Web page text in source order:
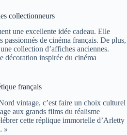
collectionneurs
une excellente idée cadeau. Elle
passionnés de cinéma français. De plus,
collection d’affiches anciennes.
décoration inspirée du cinéma
français
vintage, c’est faire un choix culturel
aux grands films du réalisme
cette réplique immortelle d’Arletty
»